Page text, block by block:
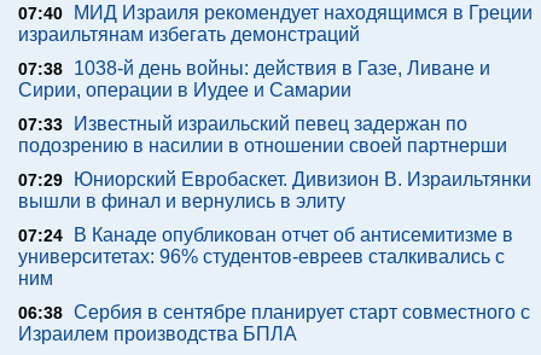
07:40
МИД Израиля рекомендует находящимся в Греции
израильтянам избегать демонстраций
07:38
1038-й день войны: действия в Газе, Ливане и
Сирии, операции в Иудее и Самарии
07:33
Известный израильский певец задержан по
подозрению в насилии в отношении своей партнерши
07:29
Юниорский Евробаскет. Дивизион В. Израильтянки
вышли в финал и вернулись в элиту
07:24
В Канаде опубликован отчет об антисемитизме в
университетах: 96% студентов-евреев сталкивались с
ним
06:38 Сербия в сентябре планирует старт совместного с
Израилем производства БПЛА